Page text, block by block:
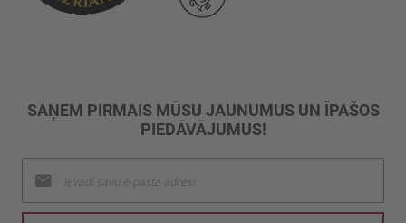
SAŅEM PIRMAIS MŪSU JAUNUMUS UN ĪPAŠOS
PIEDĀVĀJUMUS!
jaunumu
saņemšanai: